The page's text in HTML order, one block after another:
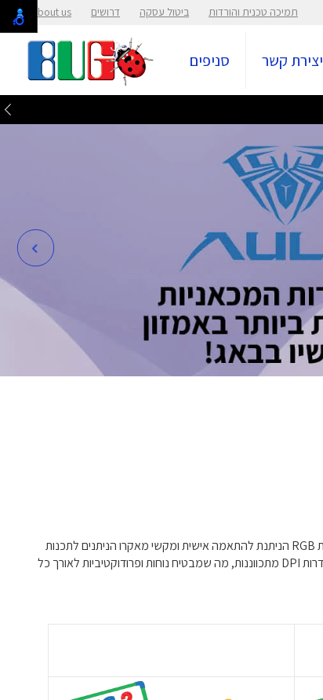
תמיכה טכנית והורדות ביטול עסקה דרושים About us
יצירת קשר סניפים
גלו את המגוון האולטימטיבי של מקלדות ועכברים למשחקים ועבודה, שפרו את הביצועים והנוחות שלכם. האוסף שלנו כולל מקלדות מכאניות מתקדמות עם תאורת RGB הניתנת להתאמה אישית ומקשי מאקרו הניתנים לתכנות
המושלמים עבור גיימרים המחפשים דיוק ומהירות. עבור אנשי מקצוע, המקלדות והעכברים הארגונומיים שלנו מציעים לחיצות שקטות, משענות לשורש כף היד והגדרות DPI מתכווננות, מה שמבטיח נוחות ופרודוקטיביות לאורך כל